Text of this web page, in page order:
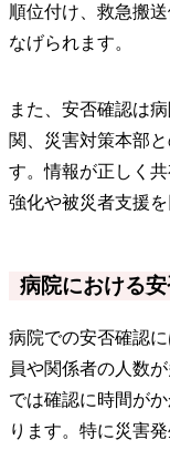
順位付け、救急搬
なげられます。
また、安否確認は
関、災害対策本部
す。情報が正しく
強化や被災者支援を
病院における
病院での安否確認
員や関係者の人数
では確認に時間が
ります。特に災害